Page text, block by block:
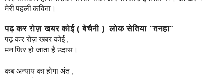
मेरी पहली कविता।
पढ़ कर रोज़ खबर कोई ( बेचैनी ) लोक सेतिया "तनहा"
पढ़ कर रोज़ खबर कोई ,
मन फिर हो जाता है उदास।
कब अन्याय का होगा अंत ,